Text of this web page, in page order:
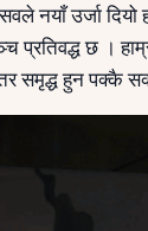
नयाँ उर्जा दियो
छ ।
समृद्ध हुन पक्कै